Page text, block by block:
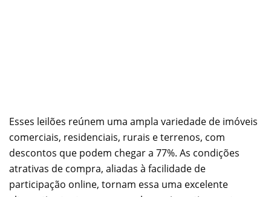
Esses leilões reúnem uma ampla variedade de imóveis
comerciais, residenciais, rurais e terrenos, com
descontos que podem chegar a 77%. As condições
atrativas de compra, aliadas à facilidade de
participação online, tornam essa uma excelente